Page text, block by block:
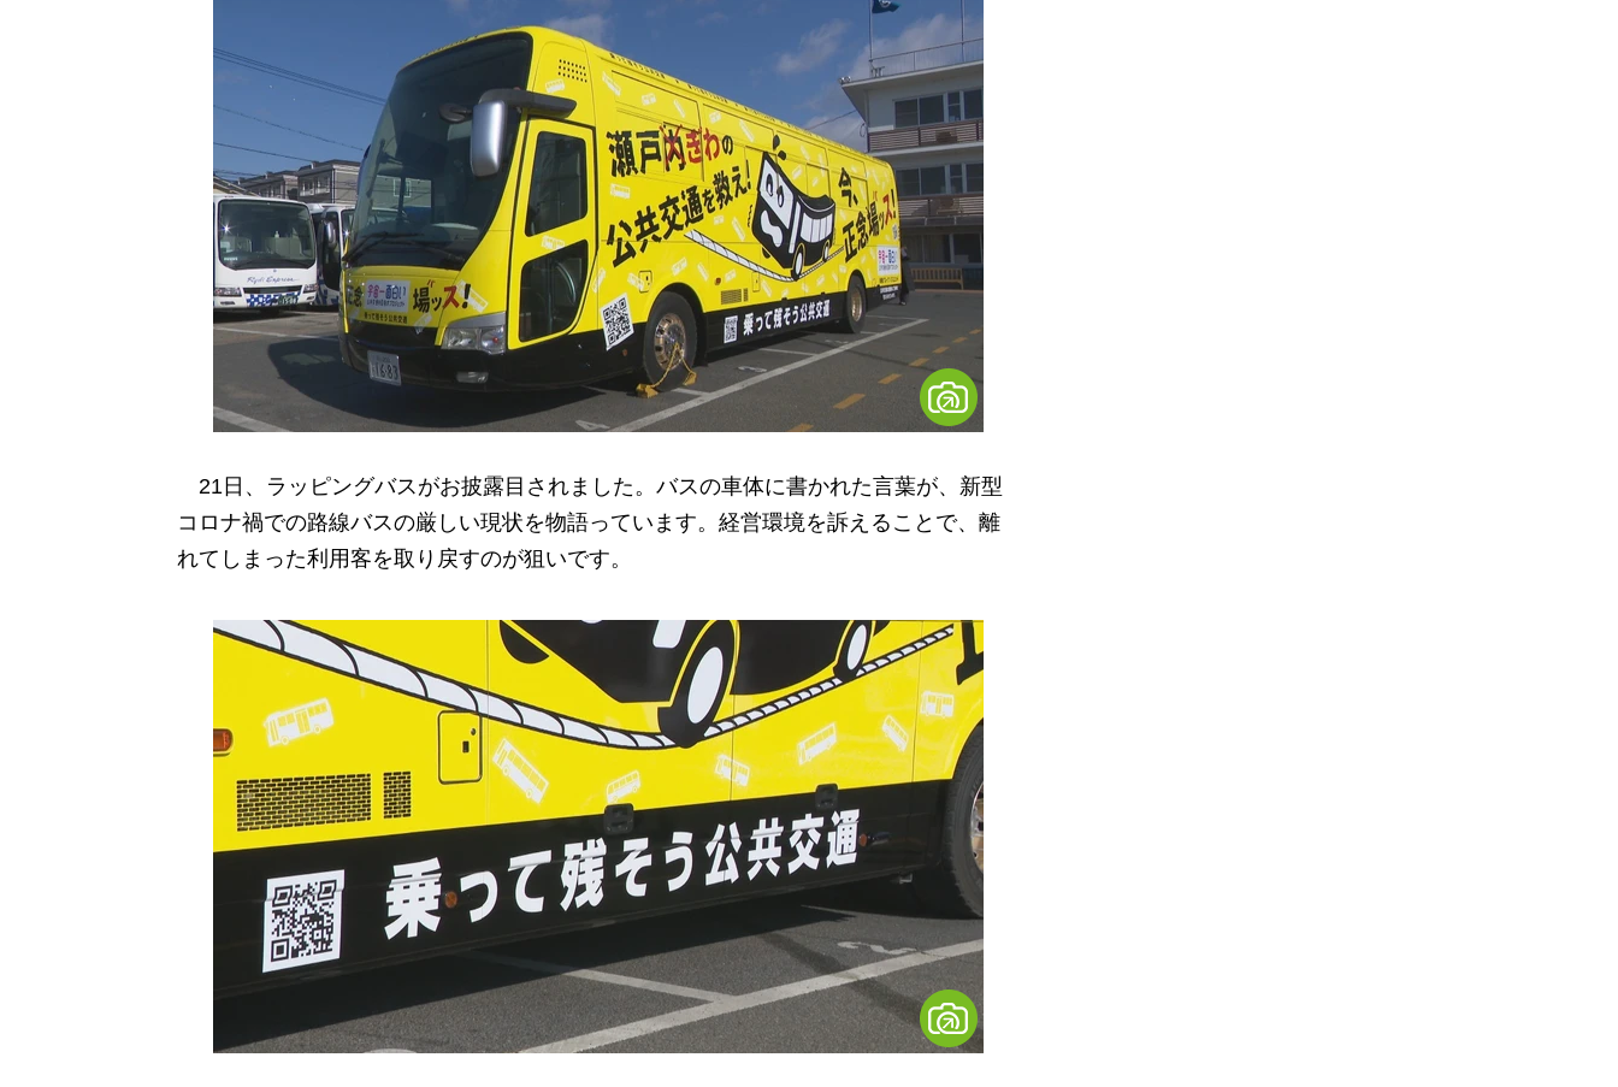
21日、ラッピングバスがお披露目されました。バスの車体に書かれた言葉が、新型
コロナ禍での路線バスの厳しい現状を物語っています。経営環境を訴えることで、離
れてしまった利用客を取り戻すのが狙いです。